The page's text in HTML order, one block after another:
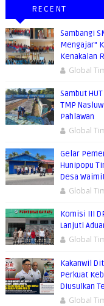
RECENT
Sambangi
Mengajar"
Kenakalan
Global
Sambut
TMP
Pahlawan
Global
Gelar
Hunipopu
Desa
Global
Komisi III
Lanjuti
Global
Kakanwil
Perkuat
Diusulkan
Global